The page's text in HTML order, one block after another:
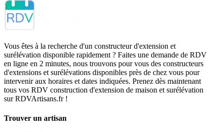
Vous êtes à la recherche d'un constructeur d'extension et
surélévation disponible rapidement ? Faites une demande de RDV
en ligne en 2 minutes, nous trouvons pour vous des constructeurs
d'extensions et surélévations disponibles près de chez vous pour
intervenir aux horaires et dates indiquées. Prenez dès maintenant
tous vos RDV construction d'extension de maison et surélévation
sur RDVArtisans.fr !
Trouver un artisan